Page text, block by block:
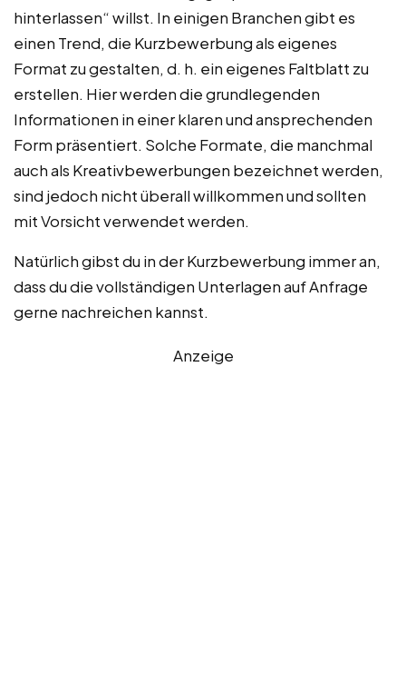
hinterlassen“ willst. In einigen Branchen gibt es
einen Trend, die Kurzbewerbung als eigenes
Format zu gestalten, d. h. ein eigenes Faltblatt zu
erstellen. Hier werden die grundlegenden
Informationen in einer klaren und ansprechenden
Form präsentiert. Solche Formate, die manchmal
auch als Kreativbewerbungen bezeichnet werden,
sind jedoch nicht überall willkommen und sollten
mit Vorsicht verwendet werden.
Natürlich gibst du in der Kurzbewerbung immer an,
dass du die vollständigen Unterlagen auf Anfrage
gerne nachreichen kannst.
Anzeige